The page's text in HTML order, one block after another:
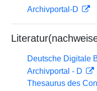
Archivportal-D
Deutsche Digitale
Archivportal - D
Thesaurus des